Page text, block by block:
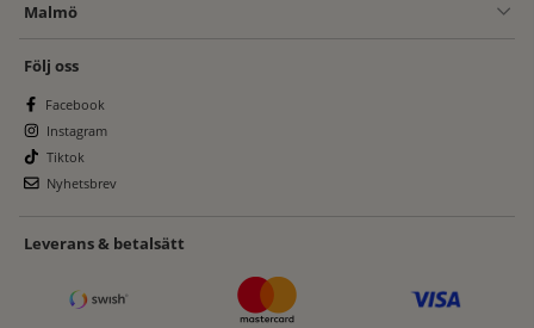
Malmö
Följ oss
Facebook
Instagram
Tiktok
Nyhetsbrev
Leverans & betalsätt